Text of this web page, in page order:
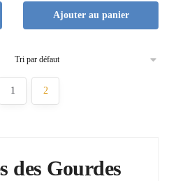
Ajouter au panier
1 2
des Gourdes